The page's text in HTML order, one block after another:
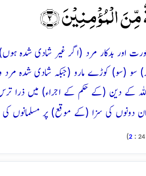
الۡمُؤۡمِنِیۡنَ ﴿۲﴾
عورت اور بدکار مرد (اگر غیر شادی شدہ
سو (سو) کوڑے مارو (جبکہ شادی شدہ
کے دین (کے حکم کے اجراء) میں ذرا ترس
دونوں کی سزا (کے موقع) پر مسلمانوں
24
:
2
)